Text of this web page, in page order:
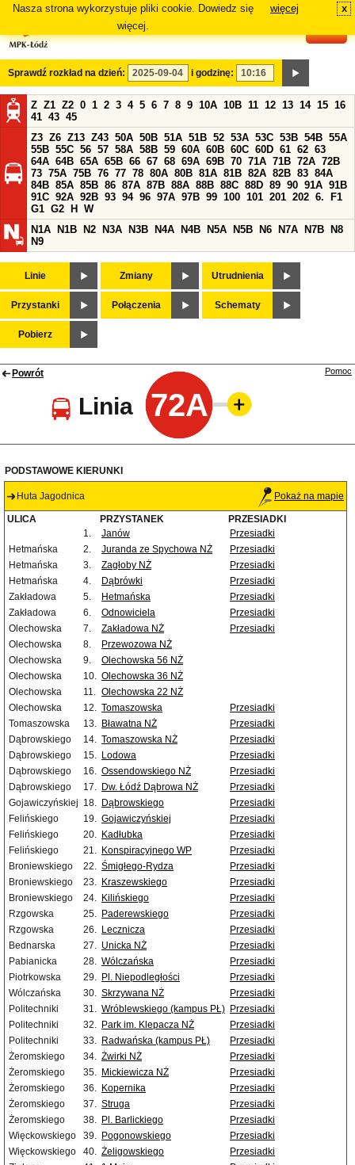
Nasza strona wykorzystuje pliki cookie. Dowiedz się
więcej.
więcej x
Sprawdź rozkład na dzień: i godzinę:
Z Z1 Z2 0 1 2 3 4 5 6 7 8 9 10A 10B 11 12 13 14 15 16
41 43 45
Z3 Z6 Z13 Z43 50A 50B 51A 51B 52 53A 53C 53B 54B 55A
55B 55C 56 57 58A 58B 59 60A 60B 60C 60D 61 62 63
64A 64B 65A 65B 66 67 68 69A 69B 70 71A 71B 72A 72B
73 75A 75B 76 77 78 80A 80B 81A 81B 82A 82B 83 84A
84B 85A 85B 86 87A 87B 88A 88B 88C 88D 89 90 91A 91B
91C 92A 92B 93 94 96 97A 97B 99 100 101 201 202 6.
F1
G1 G2 H
W
N1A
N1B N2 N3A N3B N4A N4B N5A N5B N6 N7A N7B
N8
N9
Linie Zmiany Utrudnienia
Przystanki Połączenia Schematy
Pobierz
Powrót
Linia 72A
Pomoc
PODSTAWOWE KIERUNKI
Huta Jagodnica Pokaż na mapie
ULICA PRZYSTANEK
PRZESIADKI
1.
Janów
Przesiadki
Hetmańska
2. Juranda ze Spychowa NŻ
Przesiadki
Hetmańska
3. Zagłoby NŻ
Przesiadki
Hetmańska
4. Dąbrówki
Przesiadki
Zakładowa
5. Hetmańska
Przesiadki
Zakładowa
6. Odnowiciela
Przesiadki
Olechowska
7. Zakładowa NŻ
Przesiadki
Olechowska
8.
Przewozowa NŻ
Olechowska
9.
Olechowska 56 NŻ
Olechowska
10. Olechowska 36 NŻ
Olechowska
11. Olechowska 22 NŻ
Olechowska
12. Tomaszowska
Przesiadki
Tomaszowska
13. Bławatna NŻ
Przesiadki
Dąbrowskiego
14. Tomaszowska NŻ
Przesiadki
Dąbrowskiego
15. Lodowa
Przesiadki
Dąbrowskiego
16. Ossendowskiego NŻ
Przesiadki
Dąbrowskiego
17. Dw. Łódź Dąbrowa NŻ
Przesiadki
Gojawiczyńskiej 18. Dąbrowskiego
Przesiadki
Felińskiego
19. Gojawiczyńskiej
Przesiadki
Felińskiego
20. Kadłubka
Przesiadki
Felińskiego
21. Konspiracyjnego WP
Przesiadki
Broniewskiego
22. Śmigłego-Rydza
Przesiadki
Broniewskiego
23. Kraszewskiego
Przesiadki
Broniewskiego
24. Kilińskiego
Przesiadki
Rzgowska
25. Paderewskiego
Przesiadki
Rzgowska
26. Lecznicza
Przesiadki
Bednarska
27. Unicka NŻ
Przesiadki
Pabianicka
28. Wólczańska
Przesiadki
Piotrkowska
29. Pl. Niepodległości
Przesiadki
Wólczańska
30. Skrzywana NŻ
Przesiadki
Politechniki
31. Wróblewskiego (kampus PŁ) Przesiadki
Politechniki
32. Park im. Klepacza NŻ
Przesiadki
Politechniki
33. Radwańska (kampus PŁ)
Przesiadki
Żeromskiego
34. Żwirki NŻ
Przesiadki
Żeromskiego
35. Mickiewicza NŻ
Przesiadki
Żeromskiego
36. Kopernika
Przesiadki
Żeromskiego
37. Struga
Przesiadki
Żeromskiego
38. Pl. Barlickiego
Przesiadki
Więckowskiego
39. Pogonowskiego
Przesiadki
Więckowskiego
40. Żeligowskiego
Przesiadki